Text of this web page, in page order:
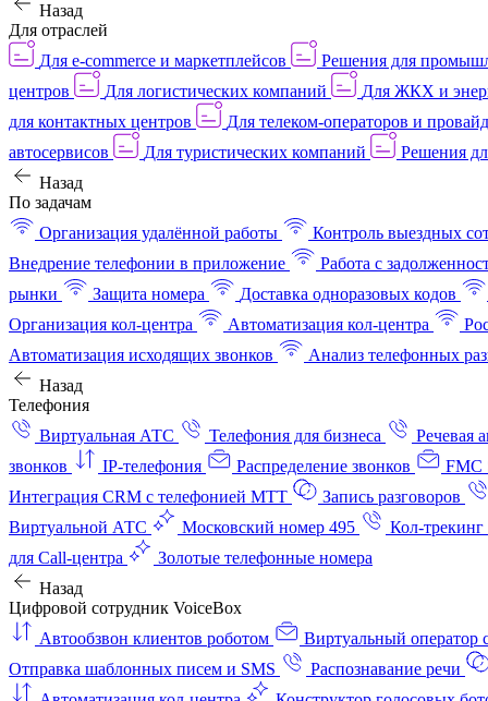
Назад
Для отраслей
Для e-commerce и маркетплейсов
Решения для
центров
Для логистических компаний Для ЖКХ и
для контактных центров
Для телеком-операторов и
автосервисов
Для туристических компаний Решения
Назад
По задачам
Организация удалённой работы
Контроль выездных
Внедрение телефонии в приложение
Работа с
рынки
Защита номера Доставка одноразовых кодов
Организация кол-центра
Автоматизация кол-центра
Автоматизация исходящих звонков
Анализ телефонных
Назад
Телефония
Виртуальная АТС
Телефония для бизнеса Речевая
звонков
IP-телефония Распределение звонков FMC
Интеграция CRM с телефонией МТТ
Запись разговоров
Виртуальной АТС
Московский номер 495 Кол-трекинг
для Call-центра
Золотые телефонные номера
Назад
Цифровой сотрудник VoiceBox
Автообзвон клиентов роботом
Виртуальный оператор
Отправка шаблонных писем и SMS
Распознавание речи